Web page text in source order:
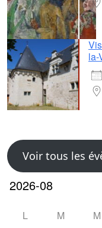
la-
Voir tous les
L M M